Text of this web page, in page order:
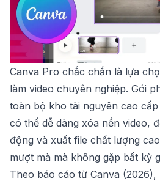
Canva Pro chắc chắn là lựa
làm video chuyên nghiệp. Gói
toàn bộ kho tài nguyên cao
có thể dễ dàng xóa nền video,
động và xuất file chất lượng
mượt mà mà không gặp bất kỳ
Theo báo cáo từ Canva